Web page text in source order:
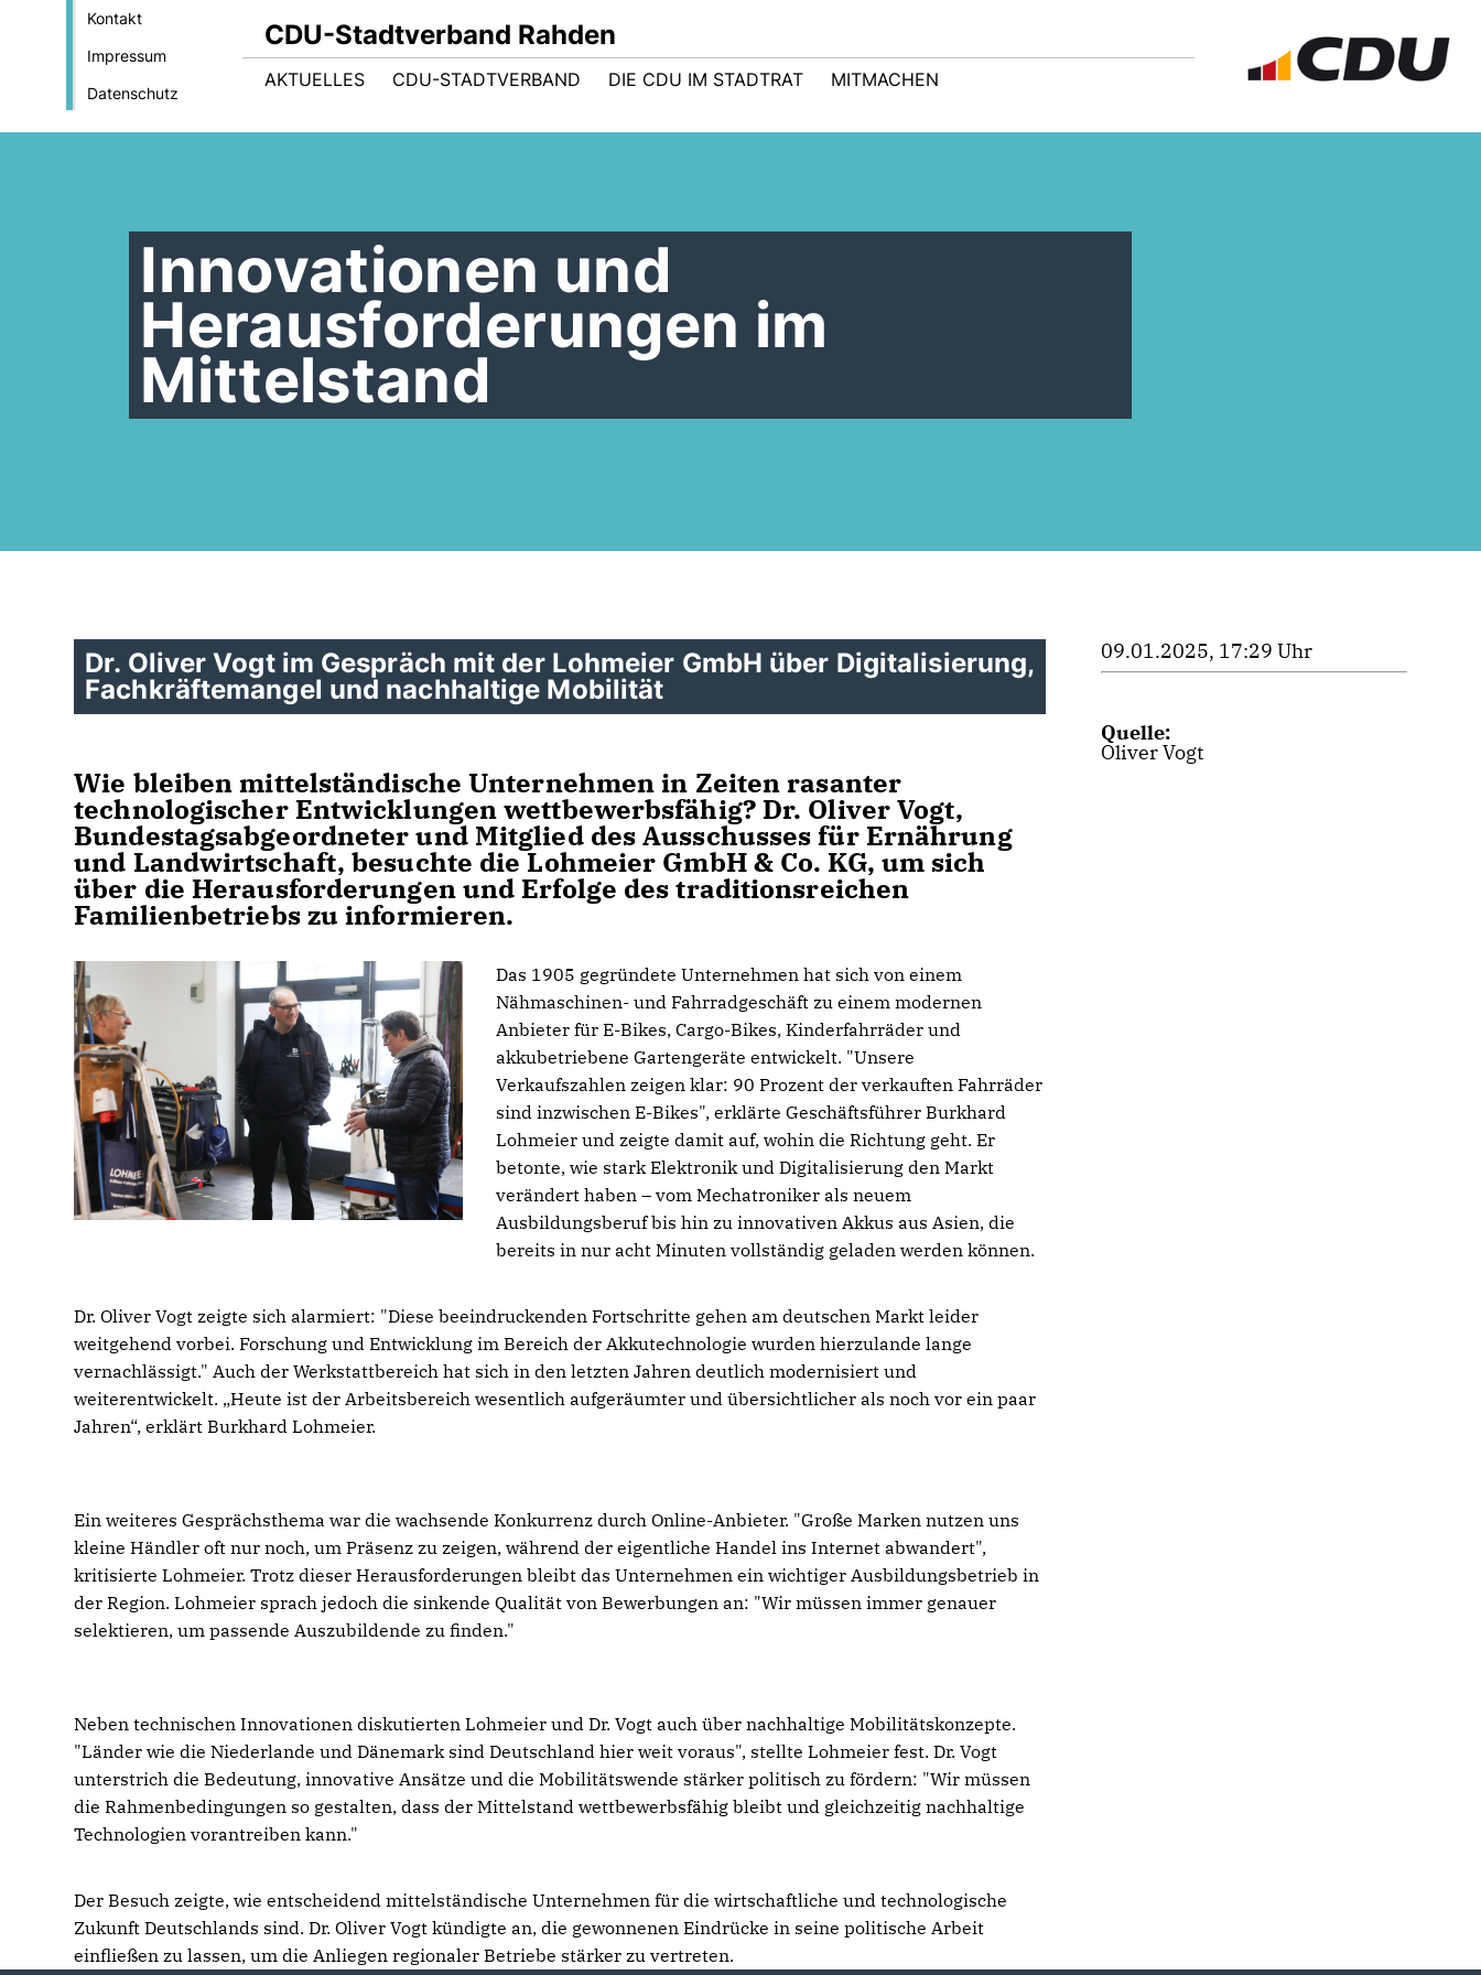
Kontakt
Impressum
Datenschutz
CDU-Stadtverband Rahden
AKTUELLES CDU-STADTVERBAND DIE CDU IM STADTRAT MITMACHEN
Innovationen und
Herausforderungen im
Mittelstand
Dr. Oliver Vogt im Gespräch mit der Lohmeier GmbH über Digitalisierung,
Fachkräftemangel und nachhaltige Mobilität
Wie bleiben mittelständische Unternehmen in Zeiten rasanter
technologischer Entwicklungen wettbewerbsfähig? Dr. Oliver Vogt,
Bundestagsabgeordneter und Mitglied des Ausschusses für Ernährung
und Landwirtschaft, besuchte die Lohmeier GmbH & Co. KG, um sich
über die Herausforderungen und Erfolge des traditionsreichen
Familienbetriebs zu informieren.
Das 1905 gegründete Unternehmen hat sich von einem
Nähmaschinen- und Fahrradgeschäft zu einem modernen
Anbieter für E-Bikes, Cargo-Bikes, Kinderfahrräder und
akkubetriebene Gartengeräte entwickelt. "Unsere
Verkaufszahlen zeigen klar: 90 Prozent der verkauften Fahrräder
sind inzwischen E-Bikes", erklärte Geschäftsführer Burkhard
Lohmeier und zeigte damit auf, wohin die Richtung geht. Er
betonte, wie stark Elektronik und Digitalisierung den Markt
verändert haben – vom Mechatroniker als neuem
Ausbildungsberuf bis hin zu innovativen Akkus aus Asien, die
bereits in nur acht Minuten vollständig geladen werden können.
Dr. Oliver Vogt zeigte sich alarmiert: "Diese beeindruckenden Fortschritte gehen am deutschen Markt leider
weitgehend vorbei. Forschung und Entwicklung im Bereich der Akkutechnologie wurden hierzulande lange
vernachlässigt." Auch der Werkstattbereich hat sich in den letzten Jahren deutlich modernisiert und
weiterentwickelt. „Heute ist der Arbeitsbereich wesentlich aufgeräumter und übersichtlicher als noch vor ein paar
Jahren“, erklärt Burkhard Lohmeier.
Ein weiteres Gesprächsthema war die wachsende Konkurrenz durch Online-Anbieter. "Große Marken nutzen uns
kleine Händler oft nur noch, um Präsenz zu zeigen, während der eigentliche Handel ins Internet abwandert",
kritisierte Lohmeier. Trotz dieser Herausforderungen bleibt das Unternehmen ein wichtiger Ausbildungsbetrieb in
der Region. Lohmeier sprach jedoch die sinkende Qualität von Bewerbungen an: "Wir müssen immer genauer
selektieren, um passende Auszubildende zu finden."
Neben technischen Innovationen diskutierten Lohmeier und Dr. Vogt auch über nachhaltige Mobilitätskonzepte.
"Länder wie die Niederlande und Dänemark sind Deutschland hier weit voraus", stellte Lohmeier fest. Dr. Vogt
unterstrich die Bedeutung, innovative Ansätze und die Mobilitätswende stärker politisch zu fördern: "Wir müssen
die Rahmenbedingungen so gestalten, dass der Mittelstand wettbewerbsfähig bleibt und gleichzeitig nachhaltige
Technologien vorantreiben kann."
Der Besuch zeigte, wie entscheidend mittelständische Unternehmen für die wirtschaftliche und technologische
Zukunft Deutschlands sind. Dr. Oliver Vogt kündigte an, die gewonnenen Eindrücke in seine politische Arbeit
einfließen zu lassen, um die Anliegen regionaler Betriebe stärker zu vertreten.
09.01.2025, 17:29 Uhr
Quelle:
Oliver Vogt